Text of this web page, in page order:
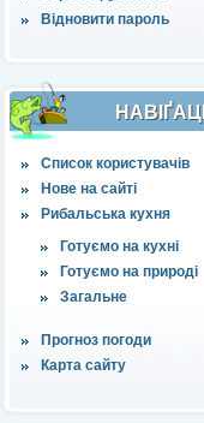
Відновити пароль
Список користувачів
Нове на сайті
Рибальська кухня
Готуємо на кухні
Готуємо на природі
Загальне
Прогноз погоди
Карта сайту